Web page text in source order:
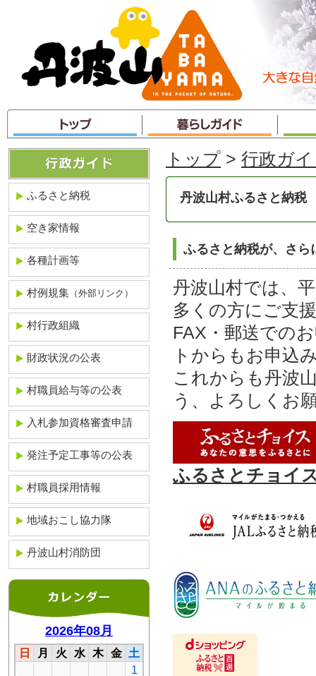
ャ
ン
プ
トップ > 行政ガ
丹波山村ふるさと納税
ふるさと納税が、さら
丹波山村では、
多くの方にご支
FAX・郵送での
トからもお申込
これからも丹波
う、よろしくお
ふるさとチョイ
ふるさと納税
空き家情報
各種計画等
村例規集 （外部リンク）
村行政組織
財政状況の公表
村職員給与等の公表
入札参加資格審査申請
発注予定工事等の公表
村職員採用情報
地域おこし協力隊
丹波山村消防団